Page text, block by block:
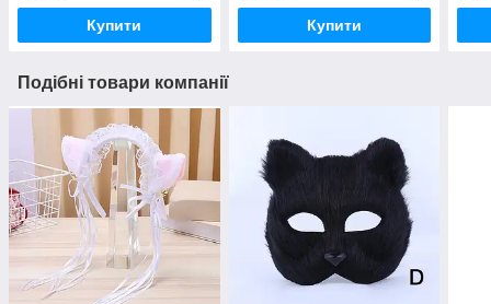
Купити Купити
Подібні товари компанії